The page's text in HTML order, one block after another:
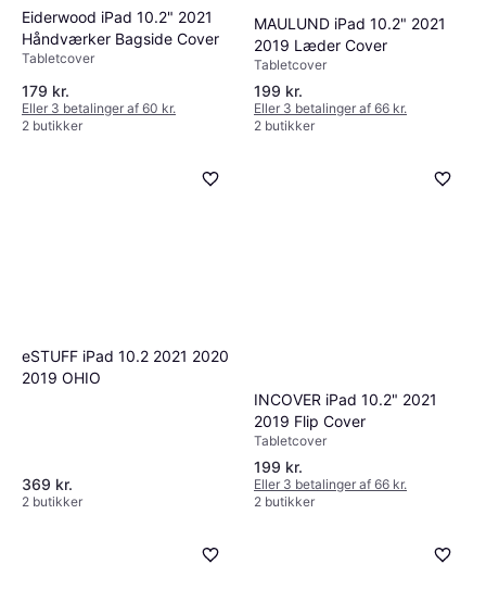
Eiderwood iPad 10.2" 2021
Håndværker Bagside Cover
Tabletcover
179 kr.
Eller 3 betalinger af 60 kr.
2 butikker
MAULUND iPad 10.2" 2021
2019 Læder Cover
Tabletcover
199 kr.
Eller 3 betalinger af 66 kr.
2 butikker
eSTUFF iPad 10.2 2021 2020
2019 OHIO
369 kr.
2 butikker
INCOVER iPad 10.2" 2021
2019 Flip Cover
Tabletcover
199 kr.
Eller 3 betalinger af 66 kr.
2 butikker